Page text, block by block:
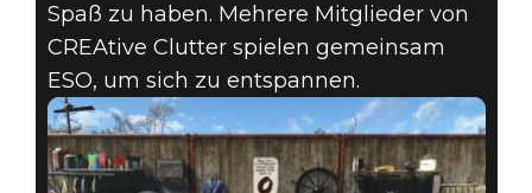
Spaß zu haben. Mehrere Mitglieder von
CREAtive Clutter spielen gemeinsam
ESO, um sich zu entspannen.